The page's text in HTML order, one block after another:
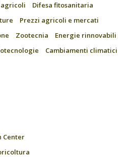
Difesa fitosanitaria
Prezzi agricoli e mercati
Zootecnia
Energie rinnovabili
Cambiamenti climatici
Center